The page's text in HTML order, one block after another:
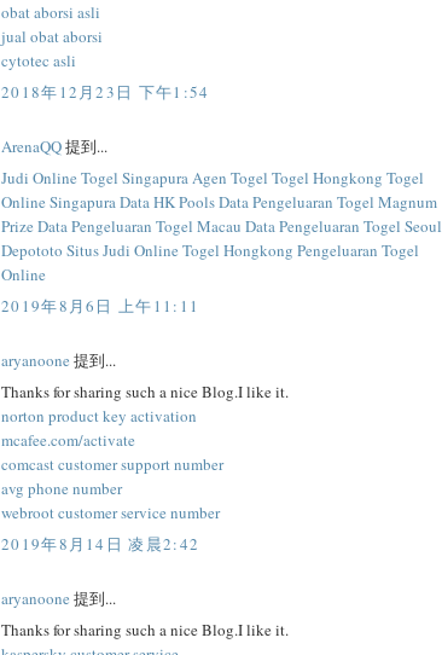
obat aborsi asli
jual obat aborsi
cytotec asli
2018年12月23日 下午1:54
ArenaQQ提到...
Judi Online Togel SingapuraAgen Togel Togel Hongkong Togel
Online SingapuraData HK PoolsData Pengeluaran Togel Magnum
Prize Data Pengeluaran Togel Macau Data Pengeluaran Togel Seoul
Depototo Situs Judi Online Togel Hongkong Pengeluaran Togel
Online
2019年8月6日 上午11:11
aryanoone 提到...
Thanks for sharing such a nice Blog.I like it.
norton product key activation
mcafee.com/activate
comcast customer support number
avg phone number
webroot customer service number
2019年8月14日 凌晨2:42
aryanoone 提到...
Thanks for sharing such a nice Blog.I like it.